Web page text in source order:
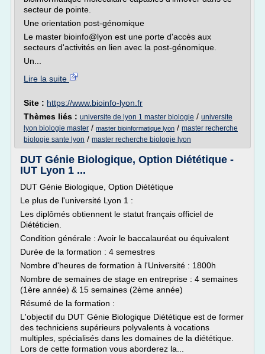
secteur de pointe.
Une orientation post-génomique
Le master bioinfo@lyon est une porte d'accès aux
secteurs d'activités en lien avec la post-génomique.
Un...
Lire la suite
Site : https://www.bioinfo-lyon.fr
Thèmes liés : universite de lyon 1 master biologie / universite
lyon biologie master / master bioinformatique lyon / master recherche
biologie sante lyon / master recherche biologie lyon
DUT Génie Biologique, Option Diététique -
IUT Lyon 1 ...
DUT Génie Biologique, Option Diététique
Le plus de l'université Lyon 1 :
Les diplômés obtiennent le statut français officiel de
Diététicien.
Condition générale : Avoir le baccalauréat ou équivalent
Durée de la formation : 4 semestres
Nombre d'heures de formation à l'Université : 1800h
Nombre de semaines de stage en entreprise : 4 semaines
(1ère année) & 15 semaines (2ème année)
Résumé de la formation :
L'objectif du DUT Génie Biologique Diététique est de former
des techniciens supérieurs polyvalents à vocations
multiples, spécialisés dans les domaines de la diététique.
Lors de cette formation vous aborderez la...